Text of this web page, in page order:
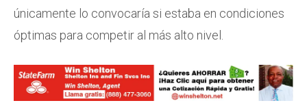
únicamente lo convocaría si estaba en condiciones
óptimas para competir al más alto nivel.